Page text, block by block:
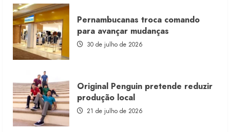
Morena
Rosa
lança
franquia
com
estoque
consignado
Pernambucanas troca comando
para avançar mudanças
30 de julho de 2026
Original Penguin pretende reduzir
produção local
21 de julho de 2026